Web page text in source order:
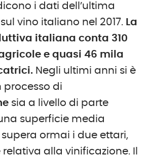
i dati dell’ultima
sul vino italiano nel 2017. La
italiana conta 310
e quasi 46 mila
Negli ultimi anni si è
processo di
sia a livello di parte
superficie media
ormai i due ettari,
alla vinificazione. Il